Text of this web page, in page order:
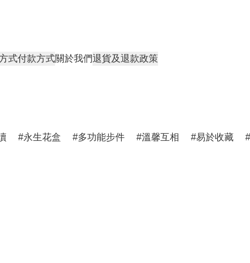
式付款方式關於我們退貨及退款政策
永生花盒 多功能步件 溫馨互相 易於收藏